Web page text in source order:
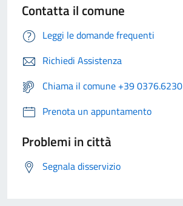
Contatta il comune
Leggi le domande frequenti
Richiedi Assistenza
Chiama il comune +39 0376.6230
Prenota un appuntamento
Problemi in città
Segnala disservizio